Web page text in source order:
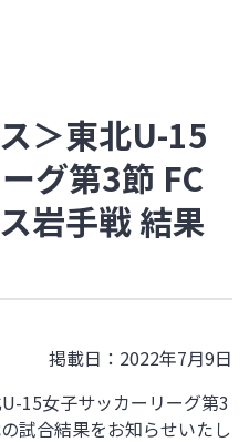
＞東北U-15
グ第3節 FC
岩手戦 結果
掲載日：2022年7月9日
15女子サッカーリーグ第3
試合結果をお知らせいたし